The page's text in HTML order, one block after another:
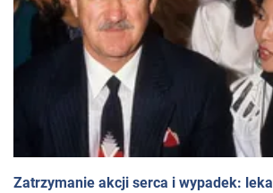
Zatrzymanie akcji serca i wypadek: